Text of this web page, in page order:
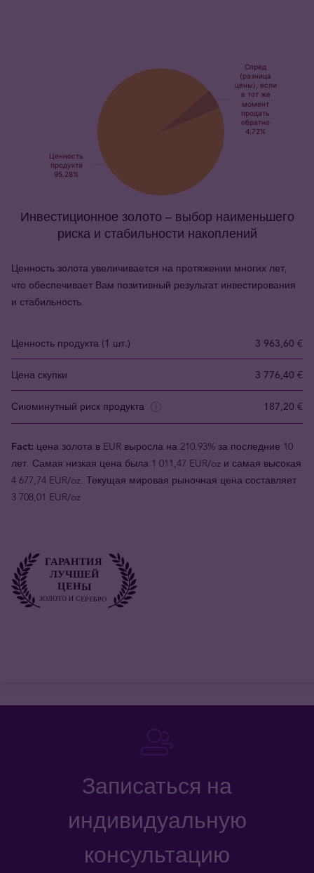
Инвестиционное золото – выбор наименьшего
риска и стабильности накоплений
Ценность золота увеличивается на протяжении многих лет,
что обеспечивает Вам позитивный результат инвестирования
и стабильность.
Ценность продукта (1 шт.) 3 963,60 €
Цена скупки 3 776,40 €
Сиюминутный риск продукта 187,20 €
Fact: цена золота в EUR выросла на 210.93% за последние 10
лет. Самая низкая цена была 1 011,47 EUR/oz и самая высокая
4 677,74 EUR/oz. Текущая мировая рыночная цена составляет
3 708,01 EUR/oz
Записаться на
индивидуальную
консультацию